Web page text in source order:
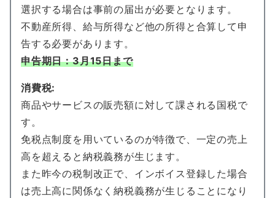
選択する場合は事前の届出が必要となります。
不動産所得、給与所得など他の所得と合算して申
告する必要があります。
申告期日：3月15日まで
消費税:
商品やサービスの販売額に対して課される国税で
す。
免税点制度を用いているのが特徴で、一定の売上
高を超えると納税義務が生じます。
また昨今の税制改正で、インボイス登録した場合
は売上高に関係なく納税義務が生じることになり